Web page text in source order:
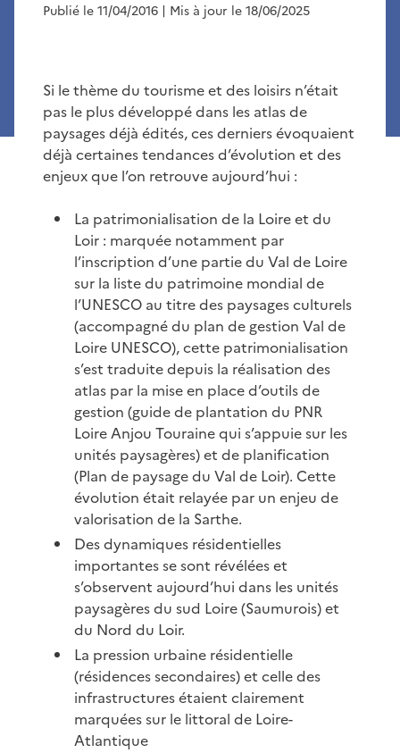
Publié le 11/04/2016 | Mis à jour le 18/06/2025
Si le thème du tourisme et des loisirs n’était
pas le plus développé dans les atlas de
paysages déjà édités, ces derniers évoquaient
déjà certaines tendances d’évolution et des
enjeux que l’on retrouve aujourd’hui :
La patrimonialisation de la Loire et du
Loir : marquée notamment par
l’inscription d’une partie du Val de Loire
sur la liste du patrimoine mondial de
l’UNESCO au titre des paysages culturels
(accompagné du plan de gestion Val de
Loire UNESCO), cette patrimonialisation
s’est traduite depuis la réalisation des
atlas par la mise en place d’outils de
gestion (guide de plantation du PNR
Loire Anjou Touraine qui s’appuie sur les
unités paysagères) et de planification
(Plan de paysage du Val de Loir). Cette
évolution était relayée par un enjeu de
valorisation de la Sarthe.
Des dynamiques résidentielles
importantes se sont révélées et
s’observent aujourd’hui dans les unités
paysagères du sud Loire (Saumurois) et
du Nord du Loir.
La pression urbaine résidentielle
(résidences secondaires) et celle des
infrastructures étaient clairement
marquées sur le littoral de Loire-
Atlantique